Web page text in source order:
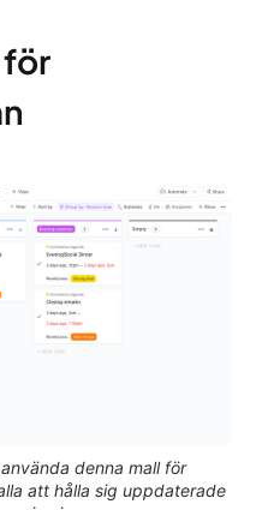
denna mall för
att hålla sig uppdaterade